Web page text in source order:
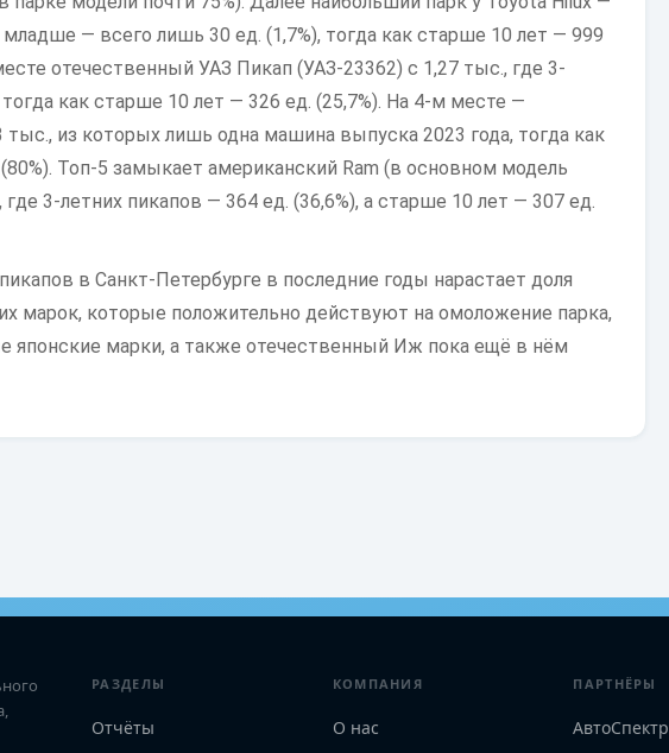
младше — всего лишь 30 ед. (1,7%), тогда как старше 10 лет — 999
отечественный УАЗ Пикап (УАЗ-23362) с 1,27 тыс., где 3-
как старше 10 лет — 326 ед. (25,7%). На 4-м месте —
тыс., из которых лишь одна машина выпуска 2023 года, тогда как
Топ-5 замыкает американский Ram (в основном модель
3-летних пикапов — 364 ед. (36,6%), а старше 10 лет — 307 ед.
в Санкт-Петербурге в последние годы нарастает доля
марок, которые положительно действуют на омоложение парка,
японские марки, а также отечественный Иж пока ещё в нём
РАЗДЕЛЫ
Отчёты
КОМПАНИЯ
О нас
ПАРТНЁРЫ
АвтоСпектр